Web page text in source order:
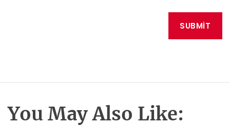
You May Also Like: